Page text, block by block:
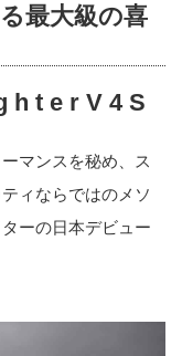
最大級の喜
t e r V 4 S
マンスを秘め、ス
ィならではのメソ
ーの日本デビュー